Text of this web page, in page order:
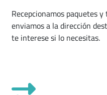
Recepcionamos paquetes y
enviamos a la dirección
te interese si lo necesitas.